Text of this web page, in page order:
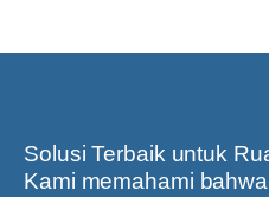
Solusi Terbaik untuk
Kami memahami